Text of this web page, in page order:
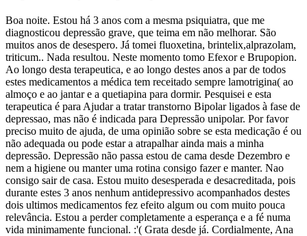
Boa noite. Estou há 3 anos com a mesma psiquiatra, que me
diagnosticou depressão grave, que teima em não melhorar. São
muitos anos de desespero. Já tomei fluoxetina, brintelix,alprazolam,
triticum.. Nada resultou. Neste momento tomo Efexor e Brupopion.
Ao longo desta terapeutica, e ao longo destes anos a par de todos
estes medicamentos a médica tem receitado sempre lamotrigina( ao
almoço e ao jantar e a quetiapina para dormir. Pesquisei e esta
terapeutica é para Ajudar a tratar transtorno Bipolar ligados à fase de
depressao, mas não é indicada para Depressão unipolar. Por favor
preciso muito de ajuda, de uma opinião sobre se esta medicação é ou
não adequada ou pode estar a atrapalhar ainda mais a minha
depressão. Depressão não passa estou de cama desde Dezembro e
nem a higiene ou manter uma rotina consigo fazer e manter. Nao
consigo sair de casa. Estou muito desesperada e desacreditada, pois
durante estes 3 anos nenhum antidepressivo acompanhados destes
dois ultimos medicamentos fez efeito algum ou com muito pouca
relevância. Estou a perder completamente a esperança e a fé numa
vida minimamente funcional. :'( Grata desde já. Cordialmente, Ana